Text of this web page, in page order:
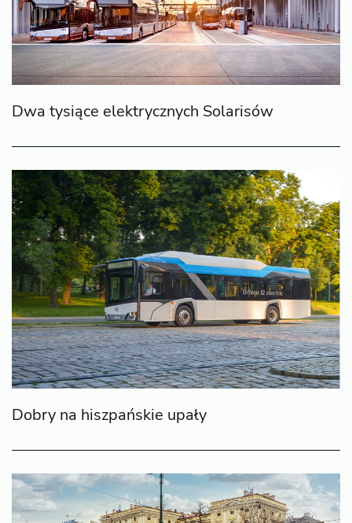
Dwa tysiące elektrycznych Solarisów
Dobry na hiszpańskie upały